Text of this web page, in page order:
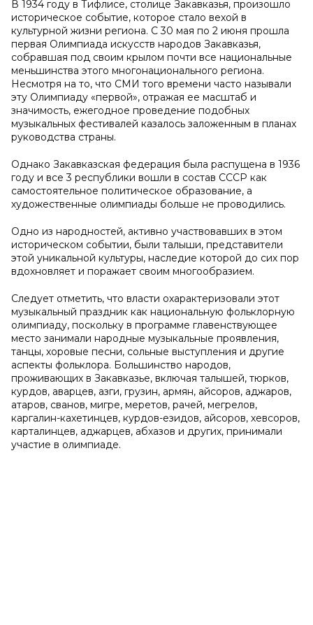
В 1934 году в Тифлисе, столице Закавказья, произошло
историческое событие, которое стало вехой в
культурной жизни региона. С 30 мая по 2 июня прошла
первая Олимпиада искусств народов Закавказья,
собравшая под своим крылом почти все национальные
меньшинства этого многонационального региона.
Несмотря на то, что СМИ того времени часто называли
эту Олимпиаду «первой», отражая ее масштаб и
значимость, ежегодное проведение подобных
музыкальных фестивалей казалось заложенным в планах
руководства страны.
Однако Закавказская федерация была распущена в 1936
году и все 3 республики вошли в состав СССР как
самостоятельное политическое образование, а
художественные олимпиады больше не проводились.
Одно из народностей, активно участвовавших в этом
историческом событии, были талыши, представители
этой уникальной культуры, наследие которой до сих пор
вдохновляет и поражает своим многообразием.
Следует отметить, что власти охарактеризовали этот
музыкальный праздник как национальную фольклорную
олимпиаду, поскольку в программе главенствующее
место занимали народные музыкальные проявления,
танцы, хоровые песни, сольные выступления и другие
аспекты фольклора. Большинство народов,
проживающих в Закавказье, включая талышей, тюрков,
курдов, аварцев, азги, грузин, армян, айсоров, аджаров,
атаров, сванов, мигре, меретов, рачей, мегрелов,
каргалин-кахетинцев, курдов-езидов, айсоров, хевсоров,
карталинцев, аджарцев, абхазов и других, принимали
участие в олимпиаде.